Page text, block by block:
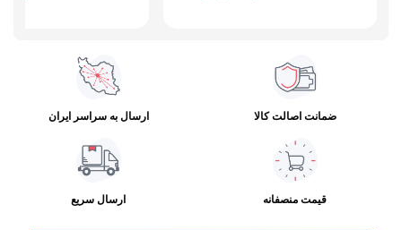
ضمانت اصالت کالا ارسال به سراسر ایران
قیمت منصفانه ارسال سریع